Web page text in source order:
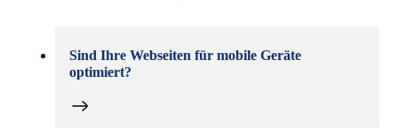
Sind Ihre Webseiten für mobile Geräte
optimiert?